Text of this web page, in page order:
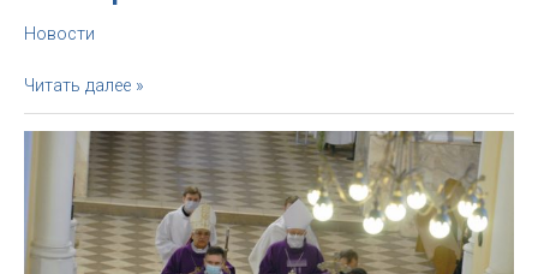
Новости
Торжество
Непорочного
Зачатия
Пресвятой
Марии.
Благословение
от
Читать далее »